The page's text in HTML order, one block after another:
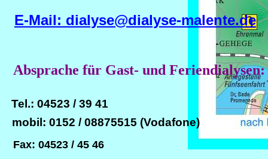
Absprache für Gast- und Feriendialysen:
Tel.: 04523 / 39 41
mobil: 0152 / 08875515 (Vodafone)
Fax: 04523 / 45 46
E-Mail: dialyse@dialyse-malente.de